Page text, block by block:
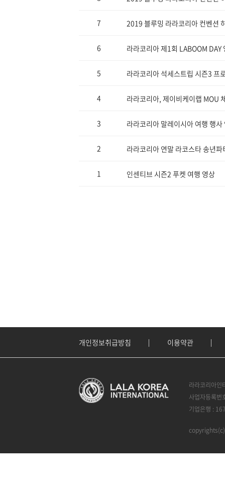
7 2019 블루밍 라라코리아 컨벤션
6 라라코리아 제1회 LABOOM DAY
5 라라코리아 석세스트립 시즌3 프
4 라라코리아, 제이비케이랩 MOU
3 라라코리아 말레이시아 여행 행사
2 라라코리아 연말 라코스타 송년
1 인센티브 시즌2 푸켓 여행 영상
개인정보취급방침 이용약관
라라코리아인
사업자등록
기업은행 :